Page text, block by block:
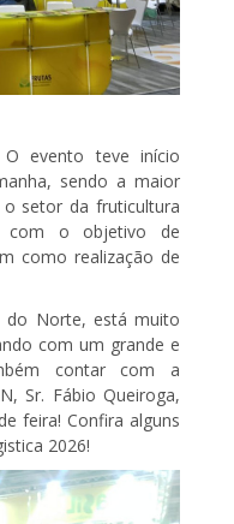
evento teve início
sendo a maior
setor da fruticultura
com o objetivo de
como realização de
do Norte, está muito
com um grande e
contar com a
Sr. Fábio Queiroga,
feira! Confira alguns
2026!